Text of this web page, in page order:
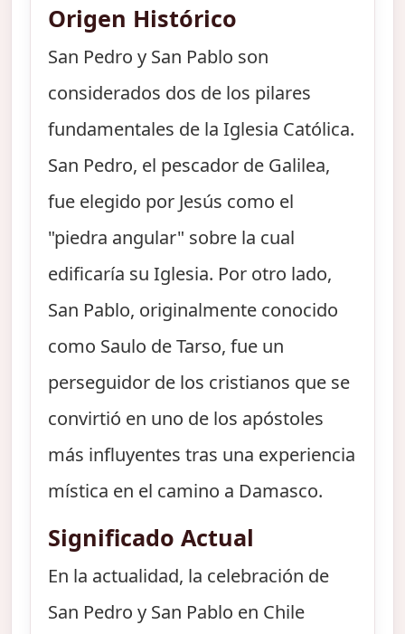
Origen Histórico
San Pedro y San Pablo son
considerados dos de los pilares
fundamentales de la Iglesia Católica.
San Pedro, el pescador de Galilea,
fue elegido por Jesús como el
"piedra angular" sobre la cual
edificaría su Iglesia. Por otro lado,
San Pablo, originalmente conocido
como Saulo de Tarso, fue un
perseguidor de los cristianos que se
convirtió en uno de los apóstoles
más influyentes tras una experiencia
mística en el camino a Damasco.
Significado Actual
En la actualidad, la celebración de
San Pedro y San Pablo en Chile